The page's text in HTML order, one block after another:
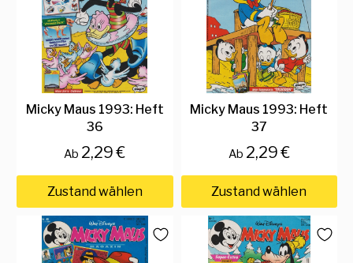
Micky Maus 1993: Heft
36
Ab 2,29 €
Zustand wählen
Micky Maus 1993: Heft
37
Ab 2,29 €
Zustand wählen